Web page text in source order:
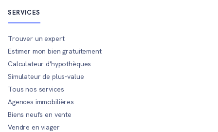
SERVICES
Trouver un expert
Estimer mon bien gratuitement
Calculateur d'hypothèques
Simulateur de plus-value
Tous nos services
Agences immobilières
Biens neufs en vente
Vendre en viager